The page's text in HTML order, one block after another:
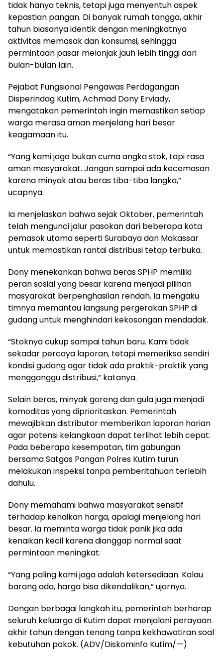
tidak hanya teknis, tetapi juga menyentuh aspek
kepastian pangan. Di banyak rumah tangga, akhir
tahun biasanya identik dengan meningkatnya
aktivitas memasak dan konsumsi, sehingga
permintaan pasar melonjak jauh lebih tinggi dari
bulan-bulan lain.
Pejabat Fungsional Pengawas Perdagangan
Disperindag Kutim, Achmad Dony Erviady,
mengatakan pemerintah ingin memastikan setiap
warga merasa aman menjelang hari besar
keagamaan itu.
“Yang kami jaga bukan cuma angka stok, tapi rasa
aman masyarakat. Jangan sampai ada kecemasan
karena minyak atau beras tiba-tiba langka,”
ucapnya.
Ia menjelaskan bahwa sejak Oktober, pemerintah
telah mengunci jalur pasokan dari beberapa kota
pemasok utama seperti Surabaya dan Makassar
untuk memastikan rantai distribusi tetap terbuka.
Dony menekankan bahwa beras SPHP memiliki
peran sosial yang besar karena menjadi pilihan
masyarakat berpenghasilan rendah. Ia mengaku
timnya memantau langsung pergerakan SPHP di
gudang untuk menghindari kekosongan mendadak.
“Stoknya cukup sampai tahun baru. Kami tidak
sekadar percaya laporan, tetapi memeriksa sendiri
kondisi gudang agar tidak ada praktik-praktik yang
mengganggu distribusi,” katanya.
Selain beras, minyak goreng dan gula juga menjadi
komoditas yang diprioritaskan. Pemerintah
mewajibkan distributor memberikan laporan harian
agar potensi kelangkaan dapat terlihat lebih cepat.
Pada beberapa kesempatan, tim gabungan
bersama Satgas Pangan Polres Kutim turun
melakukan inspeksi tanpa pemberitahuan terlebih
dahulu.
Dony memahami bahwa masyarakat sensitif
terhadap kenaikan harga, apalagi menjelang hari
besar. Ia meminta warga tidak panik jika ada
kenaikan kecil karena dianggap normal saat
permintaan meningkat.
“Yang paling kami jaga adalah ketersediaan. Kalau
barang ada, harga bisa dikendalikan,” ujarnya.
Dengan berbagai langkah itu, pemerintah berharap
seluruh keluarga di Kutim dapat menjalani perayaan
akhir tahun dengan tenang tanpa kekhawatiran soal
kebutuhan pokok. (ADV/Diskominfo Kutim/—)